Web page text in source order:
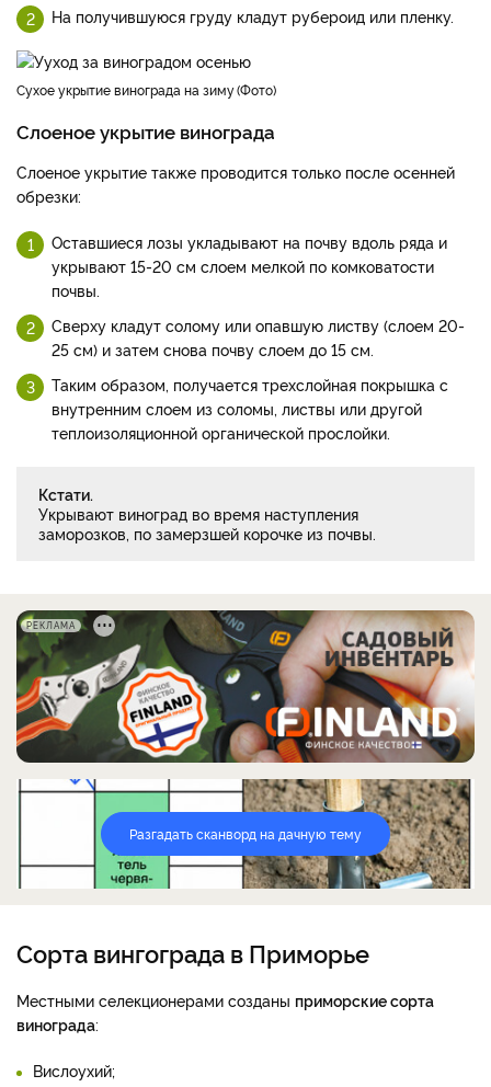
На получившуюся груду кладут рубероид или пленку.
сухое укрытие винограда на зиму Фото
Слоеное укрытие винограда
Слоеное укрытие также проводится только после осенней
обрезки:
Оставшиеся лозы укладывают на почву вдоль ряда и
укрывают 15-20 см слоем мелкой по комковатости
почвы.
Сверху кладут солому или опавшую листву (слоем 20-
25 см) и затем снова почву слоем до 15 см.
Таким образом, получается трехслойная покрышка с
внутренним слоем из соломы, листвы или другой
теплоизоляционной органической прослойки.
Кстати.
Укрывают виноград во время наступления
заморозков, по замерзшей корочке из почвы.
РЕКЛАМА
Разгадать сканворд на дачную тему
Сорта вингограда в Приморье
Местными селекционерами созданы приморские сорта
винограда:
Вислоухий;